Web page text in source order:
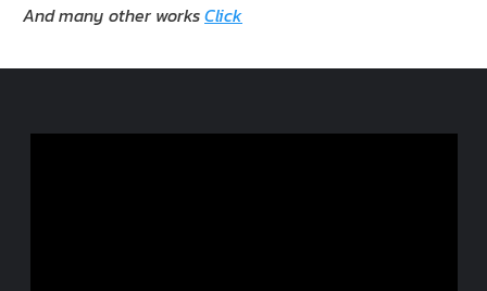
And many other worksClick